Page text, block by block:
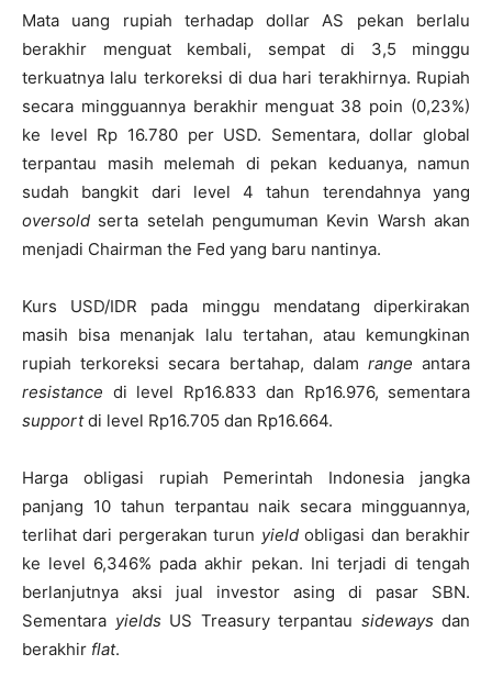
Mata uang rupiah terhadap dollar AS pekan berlalu
berakhir menguat kembali, sempat di 3,5 minggu
terkuatnya lalu terkoreksi di dua hari terakhirnya. Rupiah
secara mingguannya berakhir menguat 38 poin (0,23%)
ke level Rp 16.780 per USD. Sementara, dollar global
terpantau masih melemah di pekan keduanya, namun
sudah bangkit dari level 4 tahun terendahnya yang
oversold serta setelah pengumuman Kevin Warsh akan
menjadi Chairman the Fed yang baru nantinya.
Kurs USD/IDR pada minggu mendatang diperkirakan
masih bisa menanjak lalu tertahan, atau kemungkinan
rupiah terkoreksi secara bertahap, dalam range antara
resistance di level Rp16.833 dan Rp16.976, sementara
supportdi level Rp16.705 dan Rp16.664.
Harga obligasi rupiah Pemerintah Indonesia jangka
panjang 10 tahun terpantau naik secara mingguannya,
terlihat dari pergerakan turun yieldobligasi dan berakhir
ke level 6,346% pada akhir pekan. Ini terjadi di tengah
berlanjutnya aksi jual investor asing di pasar SBN.
Sementara yields US Treasury terpantau sideways dan
berakhir flat.